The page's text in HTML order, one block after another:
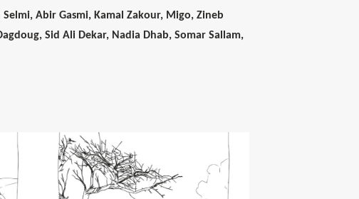
Abir Gasmi, Kamal Zakour, Migo, Zineb
Sid Ali Dekar, Nadia Dhab, Somar Sallam,